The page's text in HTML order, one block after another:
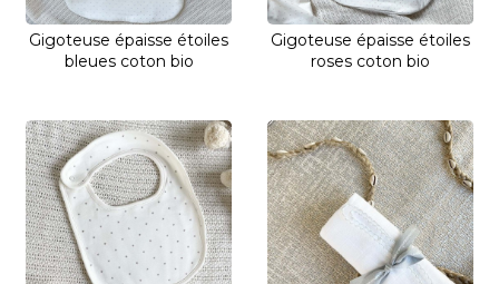
Gigoteuse épaisse étoiles
bleues coton bio
Gigoteuse épaisse étoiles
roses coton bio